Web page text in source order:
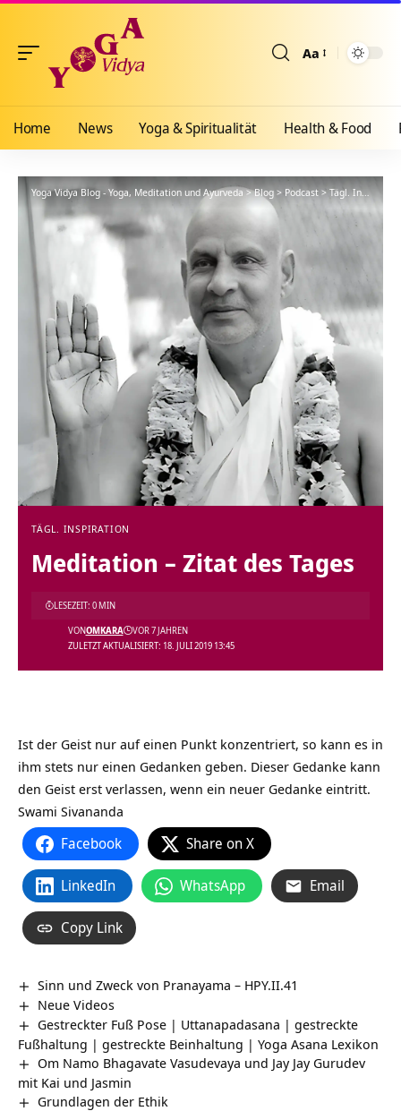
Aa
Home News Yoga & Spiritualität Health & Food
Yoga Vidya Blog - Yoga, Meditation und Ayurveda>Blog > Podcast> Tägl. Inspiration
TÄGL. INSPIRATION
Meditation – Zitat des Tages
ZULETZT AKTUALISIERT: 18. JULI 2019 13:45
VONOMKARA VOR 7 JAHREN
LESEZEIT: 0 MIN
Ist der Geist nur auf einen Punkt konzentriert, so kann es in
ihm stets nur einen Gedanken geben. Dieser Gedanke kann
den Geist erst verlassen, wenn ein neuer Gedanke eintritt.
Swami Sivananda
Facebook Share on X
LinkedIn WhatsApp Email
Copy Link
Sinn und Zweck von Pranayama – HPY.II.41
Neue Videos
Gestreckter Fuß Pose | Uttanapadasana | gestreckte
Fußhaltung | gestreckte Beinhaltung | Yoga Asana Lexikon
Om Namo Bhagavate Vasudevaya und Jay Jay Gurudev
mit Kai und Jasmin
Grundlagen der Ethik